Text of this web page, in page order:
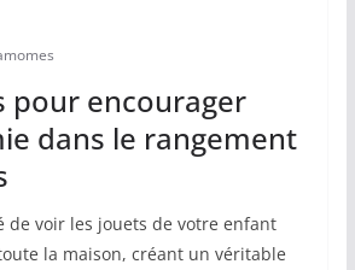
pour encourager
dans le rangement
de voir les jouets de votre enfant
la maison, créant un véritable